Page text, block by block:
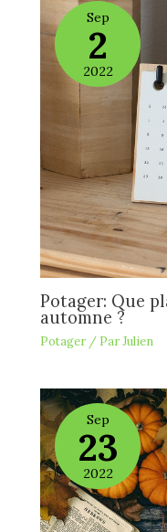
Sep
2
2022
Potager: Que
automne ?
Potager/ ParJulien
Sep
23
2022